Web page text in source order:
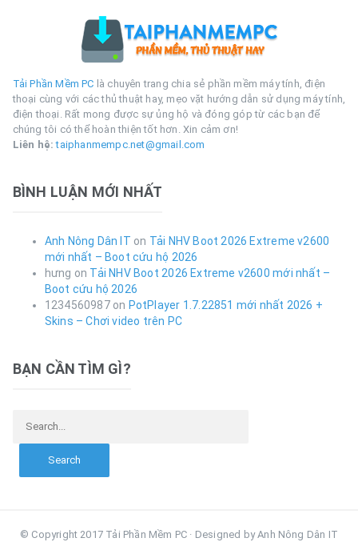
Tải Phần Mềm PC là chuyên trang chia sẻ phần mềm máy tính, điện
thoại cùng với các thủ thuật hay, mẹo vặt hướng dẫn sử dụng máy tính,
điện thoại. Rất mong được sự ủng hộ và đóng góp từ các bạn để
chúng tôi có thể hoàn thiện tốt hơn. Xin cảm ơn!
Liên hệ: taiphanmempc.net@gmail.com
BÌNH LUẬN MỚI NHẤT
Anh Nông Dân IT on Tải NHV Boot 2026 Extreme v2600
mới nhất – Boot cứu hộ 2026
hưng on Tải NHV Boot 2026 Extreme v2600 mới nhất –
Boot cứu hộ 2026
1234560987on PotPlayer 1.7.22851 mới nhất 2026 +
Skins – Chơi video trên PC
BẠN CẦN TÌM GÌ?
© Copyright 2017 Tải Phần Mềm PC · Designed by Anh Nông Dân IT